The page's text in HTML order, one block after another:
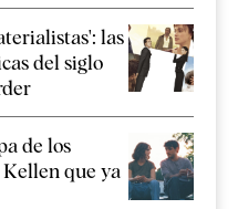
las
del siglo
de los
que ya